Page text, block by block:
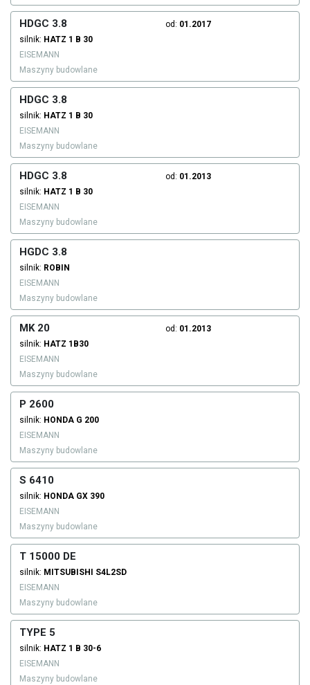
HDGC 3.8 od: 01.2017
silnik: HATZ 1 B 30
EISEMANN
Maszyny budowlane
HDGC 3.8
silnik: HATZ 1 B 30
EISEMANN
Maszyny budowlane
HDGC 3.8 od: 01.2013
silnik: HATZ 1 B 30
EISEMANN
Maszyny budowlane
HGDC 3.8
silnik: ROBIN
EISEMANN
Maszyny budowlane
MK 20 od: 01.2013
silnik: HATZ 1B30
EISEMANN
Maszyny budowlane
P 2600
silnik: HONDA G 200
EISEMANN
Maszyny budowlane
S 6410
silnik: HONDA GX 390
EISEMANN
Maszyny budowlane
T 15000 DE
silnik: MITSUBISHI
S4L2SD
EISEMANN
Maszyny budowlane
TYPE 5
silnik: HATZ 1 B 30-6
EISEMANN
Maszyny budowlane